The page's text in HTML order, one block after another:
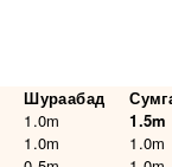
Шураабад
1.0m
1.0m
1.5m
1.0m